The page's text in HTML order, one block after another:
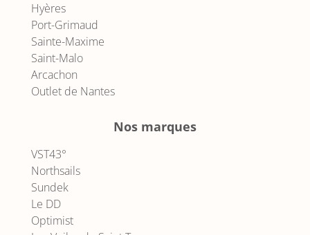
Hyères
Port-Grimaud
Sainte-Maxime
Saint-Malo
Arcachon
Outlet de Nantes
Nos marques
VST43°
Northsails
Sundek
Le DD
Optimist